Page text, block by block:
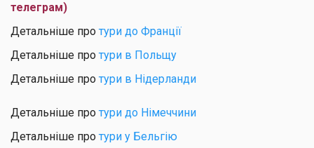
телеграм)
Детальніше про тури до Франції
Детальніше про тури в Польщу
Детальніше про тури в Нідерланди
Детальніше про тури до Німеччини
Детальніше про тури у Бельгію